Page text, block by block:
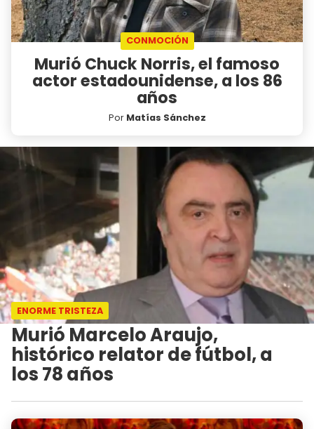
CONMOCIÓN
Murió Chuck Norris, el famoso
actor estadounidense, a los 86
años
Por Matías Sánchez
ENORME TRISTEZA
Murió Marcelo Araujo,
histórico relator de fútbol, a
los 78 años